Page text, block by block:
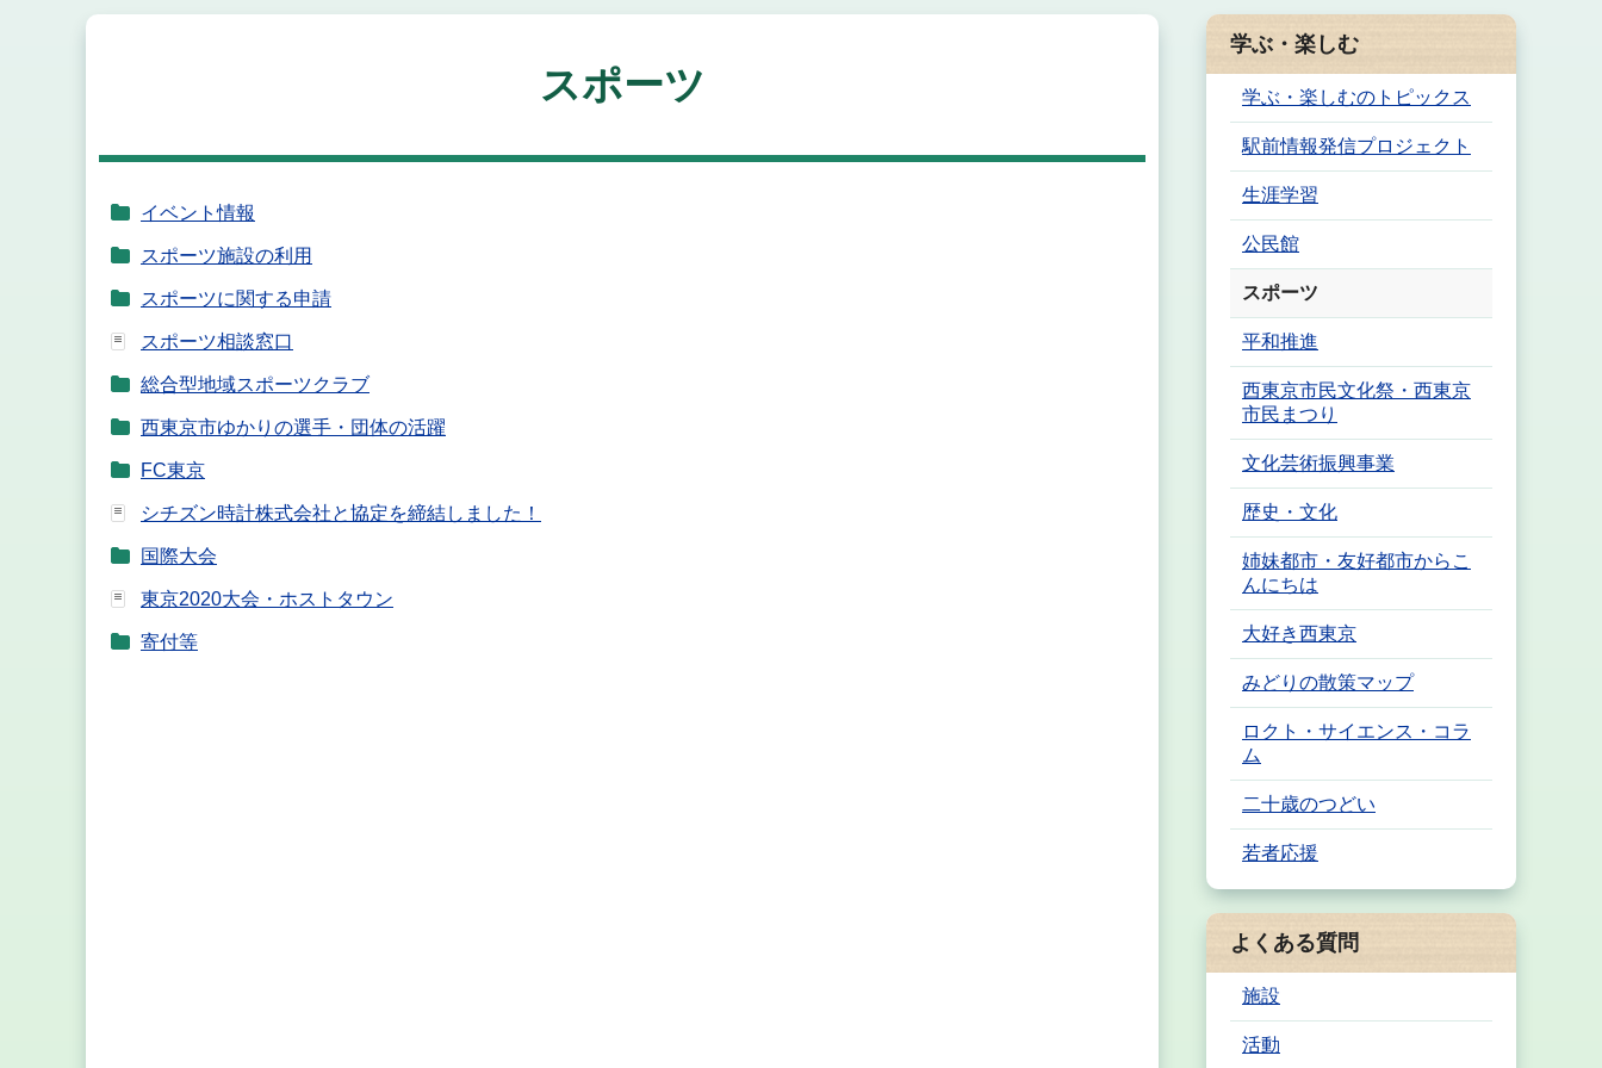
スポーツ
イベント情報
スポーツ施設の利用
スポーツに関する申請
スポーツ相談窓口
総合型地域スポーツクラブ
西東京市ゆかりの選手・団体の活躍
FC東京
シチズン時計株式会社と協定を締結しました！
国際大会
東京2020大会・ホストタウン
寄付等
学ぶ・楽しむ
学ぶ・楽しむのトピックス
駅前情報発信プロジェクト
生涯学習
公民館
スポーツ
平和推進
西東京市民文化祭・西東京
市民まつり
文化芸術振興事業
歴史・文化
姉妹都市・友好都市からこ
んにちは
大好き西東京
みどりの散策マップ
ロクト・サイエンス・コラ
ム
二十歳のつどい
若者応援
よくある質問
施設
活動